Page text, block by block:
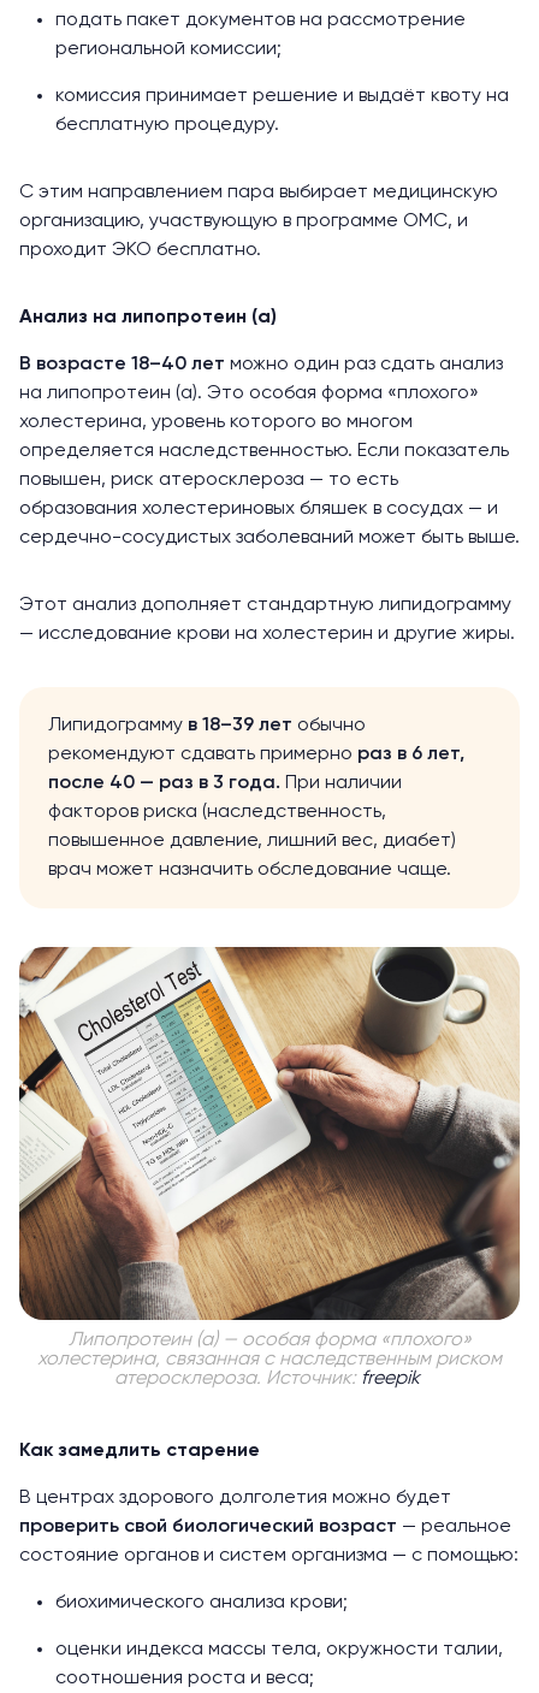
подать пакет документов на рассмотрение
региональной комиссии;
комиссия принимает решение и выдаёт квоту на
бесплатную процедуру.
С этим направлением пара выбирает медицинскую
организацию, участвующую в программе ОМС, и
проходит ЭКО бесплатно.
Анализ на липопротеин (а)
В возрасте 18–40 лет можно один раз сдать анализ
на липопротеин (а). Это особая форма «плохого»
холестерина, уровень которого во многом
определяется наследственностью. Если показатель
повышен, риск атеросклероза — то есть
образования холестериновых бляшек в сосудах — и
сердечно-сосудистых заболеваний может быть выше.
Этот анализ дополняет стандартную липидограмму
— исследование крови на холестерин и другие жиры.
Липидограмму в 18–39 лет обычно
рекомендуют сдавать примерно раз в 6 лет,
после 40 — раз в 3 года. При наличии
факторов риска (наследственность,
повышенное давление, лишний вес, диабет)
врач может назначить обследование чаще.
Липопротеин (а) — особая форма «плохого»
холестерина, связанная с наследственным риском
атеросклероза. Источник: freepik
Как замедлить старение
В центрах здорового долголетия можно будет
проверить свой биологический возраст — реальное
состояние органов и систем организма — с помощью:
биохимического анализа крови;
оценки индекса массы тела, окружности талии,
соотношения роста и веса;